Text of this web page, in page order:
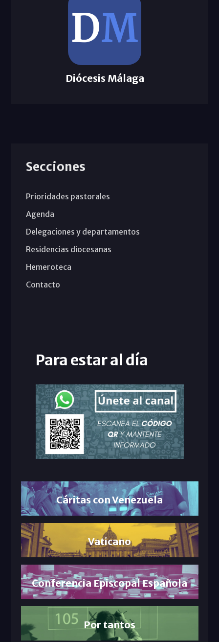
Diócesis Málaga
Secciones
Prioridades pastorales
Agenda
Delegaciones y departamentos
Residencias diocesanas
Hemeroteca
Contacto
Para estar al día
Cáritas con Venezuela
Vaticano
Conferencia Episcopal Española
Por tantos